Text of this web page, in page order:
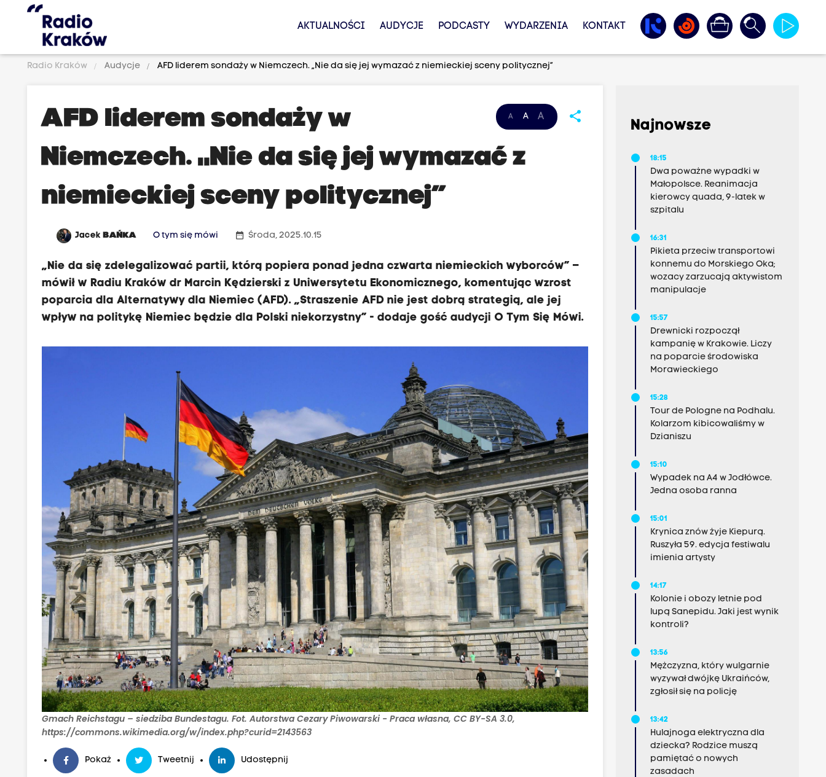
AKTUALNOŚCI AUDYCJE PODCASTY WYDARZENIA KONTAKT
Radio Kraków Audycje AFD liderem sondaży w Niemczech. „Nie da się jej wymazać z niemieckiej sceny politycznej”
A A A share
AFD liderem sondaży w
Niemczech. „Nie da się jej wymazać z
niemieckiej sceny politycznej”
JacekBAŃKA O tym się mówi date_range Środa, 2025.10.15
„Nie da się zdelegalizować partii, którą popiera ponad jedna czwarta niemieckich wyborców” –
mówił w Radiu Kraków dr Marcin Kędzierski z Uniwersytetu Ekonomicznego, komentując wzrost
poparcia dla Alternatywy dla Niemiec (AFD). „Straszenie AFD nie jest dobrą strategią, ale jej
wpływ na politykę Niemiec będzie dla Polski niekorzystny” - dodaje gość audycji O Tym Się Mówi.
Gmach Reichstagu – siedziba Bundestagu. Fot. Autorstwa Cezary Piwowarski - Praca własna, CC BY-SA 3.0,
https://commons.wikimedia.org/w/index.php?curid=2143563
Pokaż Tweetnij Udostępnij
Najnowsze
18:15
Dwa poważne wypadki w
Małopolsce. Reanimacja
kierowcy quada, 9-latek w
szpitalu
16:31
Pikieta przeciw transportowi
konnemu do Morskiego Oka;
wozacy zarzucają aktywistom
manipulacje
15:57
Drewnicki rozpoczął
kampanię w Krakowie. Liczy
na poparcie środowiska
Morawieckiego
15:28
Tour de Pologne na Podhalu.
Kolarzom kibicowaliśmy w
Dzianiszu
15:10
Wypadek na A4 w Jodłówce.
Jedna osoba ranna
15:01
Krynica znów żyje Kiepurą.
Ruszyła 59. edycja festiwalu
imienia artysty
14:17
Kolonie i obozy letnie pod
lupą Sanepidu. Jaki jest wynik
kontroli?
13:56
Mężczyzna, który wulgarnie
wyzywał dwójkę Ukraińców,
zgłosił się na policję
13:42
Hulajnoga elektryczna dla
dziecka? Rodzice muszą
pamiętać o nowych
zasadach